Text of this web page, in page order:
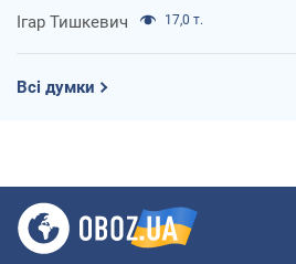
Ігар Тишкевич 17,0 т.
Всі думки